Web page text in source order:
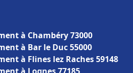
à Chambéry 73000
à Bar le Duc 55000
à Flines lez Raches 59148